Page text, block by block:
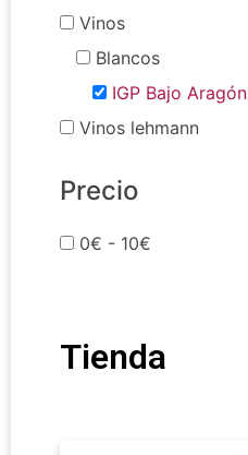
Vinos
Blancos
IGP Bajo Aragón
Vinos lehmann
Precio
0€ - 10€
Tienda